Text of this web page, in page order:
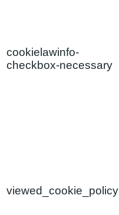
cookielawinfo-
checkbox-necessary
viewed_cookie_policy